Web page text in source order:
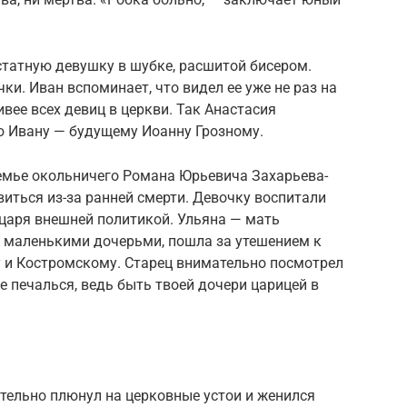
девушку в шубке, расшитой бисером.
Иван вспоминает, что видел ее уже не раз на
всех девиц в церкви. Так Анастасия
— будущему Иоанну Грозному.
окольничего Романа Юрьевича Захарьева-
из-за ранней смерти. Девочку воспитали
внешней политикой. Ульяна — мать
дочерьми, пошла за утешением к
Костромскому. Старец внимательно посмотрел
ведь быть твоей дочери царицей в
плюнул на церковные устои и женился